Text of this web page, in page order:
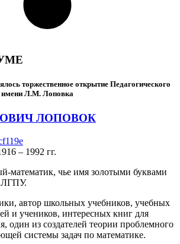
торжественное открытие Педагогического
Л.М. Лоповка
ЛОПОВОК
– 1992 гг.
математик, чье имя золотыми буквами
ЛГПУ.
автор школьных учебников, учебных
и учеников, интересных книг для
один из создателей теории проблемного
системы задач по математике.